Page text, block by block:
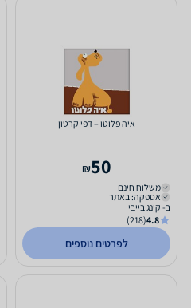
איה פלוטו – דפי קרטון
50
₪
משלוח חינם
אספקה: באתר
ב- קינג בייבי
4.8
(218)
לפרטים נוספים